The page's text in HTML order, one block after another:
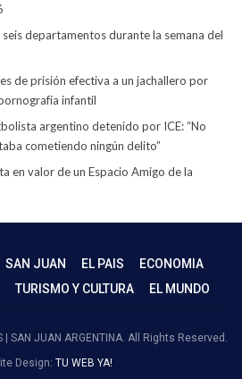
departamentos durante la semana del
de prisión efectiva a un jachallero por
infantil
argentino detenido por ICE: “No
cometiendo ningún delito”
en valor de un Espacio Amigo de la
SAN JUAN EL PAIS
ECONOMIA
TURISMO Y CULTURA EL MUNDO
SAN JUAN ARGENTINA. All Rights Reserved.
Design: TU WEB YA!